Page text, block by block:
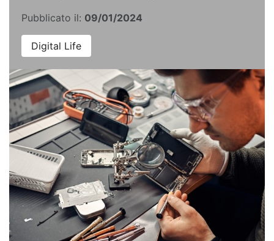
Pubblicato il: 09/01/2024
Digital Life